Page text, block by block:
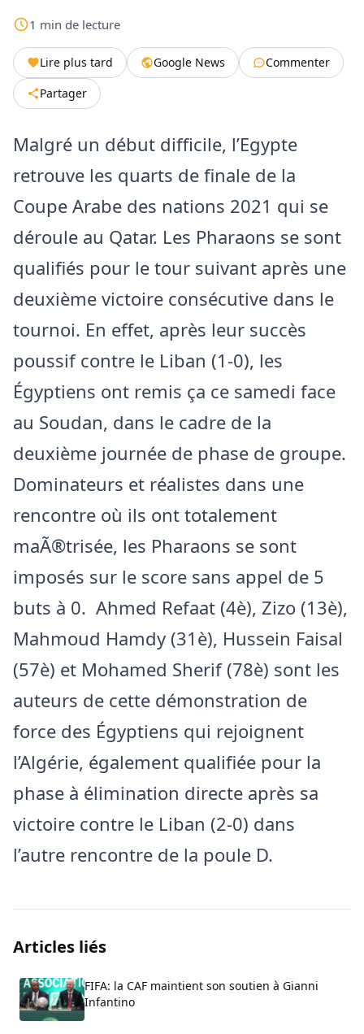
1 min de lecture
Lire plus tard Google News
Commenter
Partager
Malgré un début difficile, l’Egypte
retrouve les quarts de finale de la
Coupe Arabe des nations 2021 qui se
déroule au Qatar. Les Pharaons se sont
qualifiés pour le tour suivant après une
deuxième victoire consécutive dans le
tournoi. En effet, après leur succès
poussif contre le Liban (1-0), les
Égyptiens ont remis ça ce samedi face
au Soudan, dans le cadre de la
deuxième journée de phase de groupe.
Dominateurs et réalistes dans une
rencontre où ils ont totalement
maÃ®trisée, les Pharaons se sont
imposés sur le score sans appel de 5
buts à 0. Ahmed Refaat (4è), Zizo (13è),
Mahmoud Hamdy (31è), Hussein Faisal
(57è) et Mohamed Sherif (78è) sont les
auteurs de cette démonstration de
force des Égyptiens qui rejoignent
l’Algérie, également qualifiée pour la
phase à élimination directe après sa
victoire contre le Liban (2-0) dans
l’autre rencontre de la poule D.
Articles liés
FIFA: la CAF maintient son soutien à Gianni
Infantino